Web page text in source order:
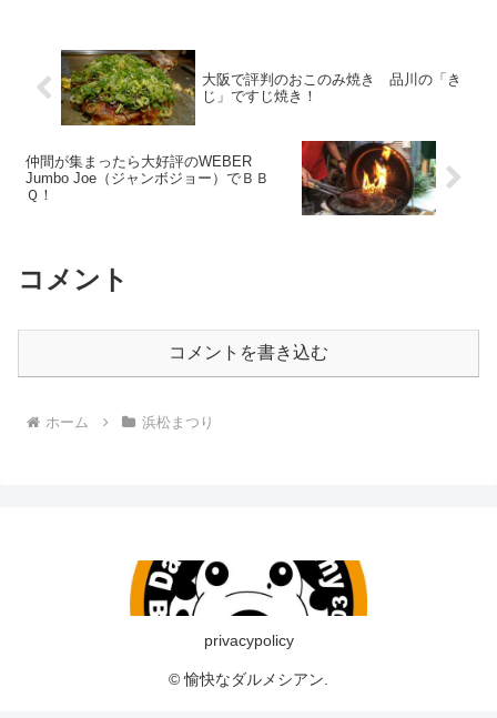
大阪で評判のおこのみ焼き 品川の「き
じ」ですじ焼き！
仲間が集まったら大好評のWEBER
Jumbo Joe（ジャンボジョー）でＢＢ
Ｑ！
コメント
コメントを書き込む
ホーム 浜松まつり
privacypolicy
© 愉快なダルメシアン.